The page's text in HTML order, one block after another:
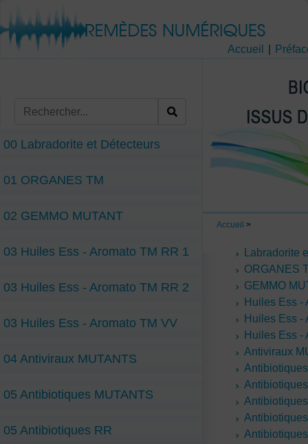
Accueil
Accueil >
Labradorite
ORGANES
GEMMO
Huiles Ess -
Huiles Ess -
Huiles Ess -
Antiviraux
00 Labradorite et Détecteurs
01 ORGANES TM
02 GEMMO MUTANT
03 Huiles Ess - Aromato TM RR 1
03 Huiles Ess - Aromato TM RR 2
03 Huiles Ess - Aromato TM VV
04 Antiviraux MUTANTS
05 Antibiotiques MUTANTS
05 Antibiotiques RR